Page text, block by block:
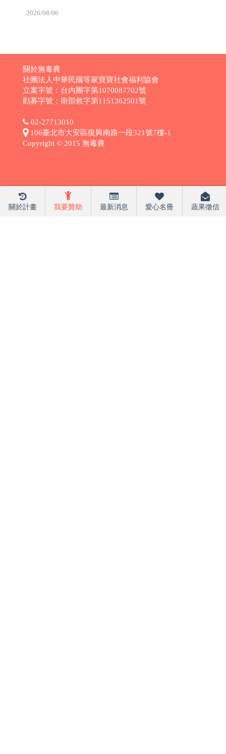
2026/08/06
關於計畫 我要贊助 最新消息 愛心名冊 蔬果徵信
關於無毒農
社團法人中華民國等家寶寶社會福利協會
立案字號：台內團字第1070087702號
勸募字號：衛部救字第1151362501號
02-27713010
106臺北市大安區復興南路一段321號7樓-1
Copyright © 2015 無毒農